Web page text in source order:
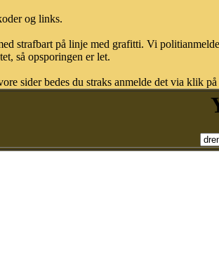
og links.
strafbart på linje med grafitti. Vi
så opsporingen er let.
sider bedes du straks anmelde det via klik